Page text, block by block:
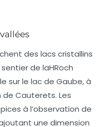
des lacs cristallins
de laHRoch
sur le lac de Gaube, à
Cauterets. Les
à l’observation de
une dimension